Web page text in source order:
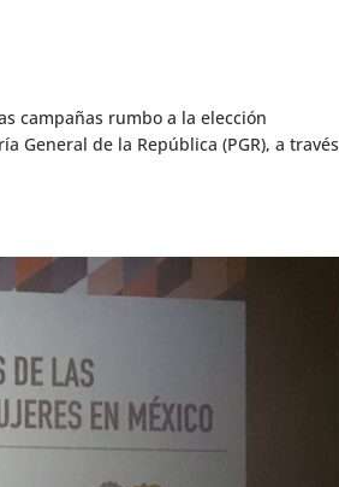
campañas rumbo a la elección
General de la República (PGR), a través